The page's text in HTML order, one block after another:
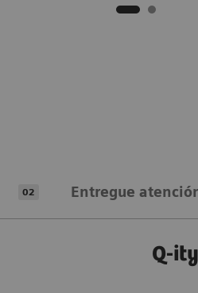
02 Entregue
Q-